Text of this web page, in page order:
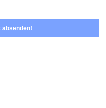
absenden!